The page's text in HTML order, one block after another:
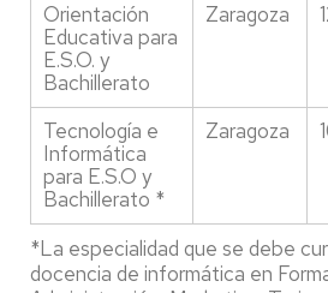
Orientación
Educativa para
E.S.O. y
Bachillerato
Zaragoza
Tecnología e
Informática
para E.S.O y
Bachillerato *
Zaragoza
*La especialidad que se debe
docencia de informática en